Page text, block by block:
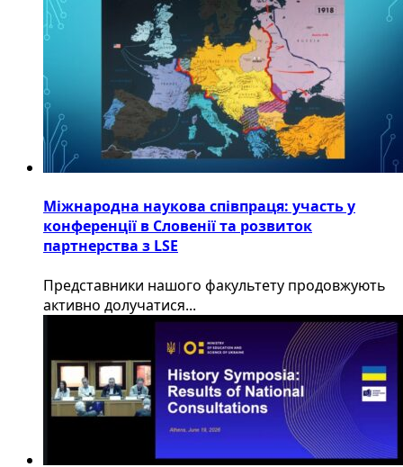
Міжнародна наукова співпраця: участь у
конференції в Словенії та розвиток
партнерства з LSE
​Представники нашого факультету продовжують
активно долучатися...